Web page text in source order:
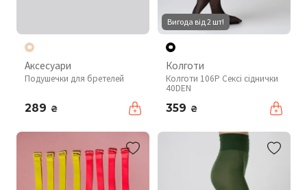
Аксесуари
Подушечки для бретелей
289 ₴
Вигода від 2 шт!
Колготи
Колготи 106P Сексі сіднички
40DEN
359 ₴